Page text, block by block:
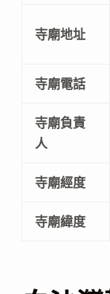
寺廟地址
寺廟電話
寺廟負責
人
寺廟經度
寺廟緯度